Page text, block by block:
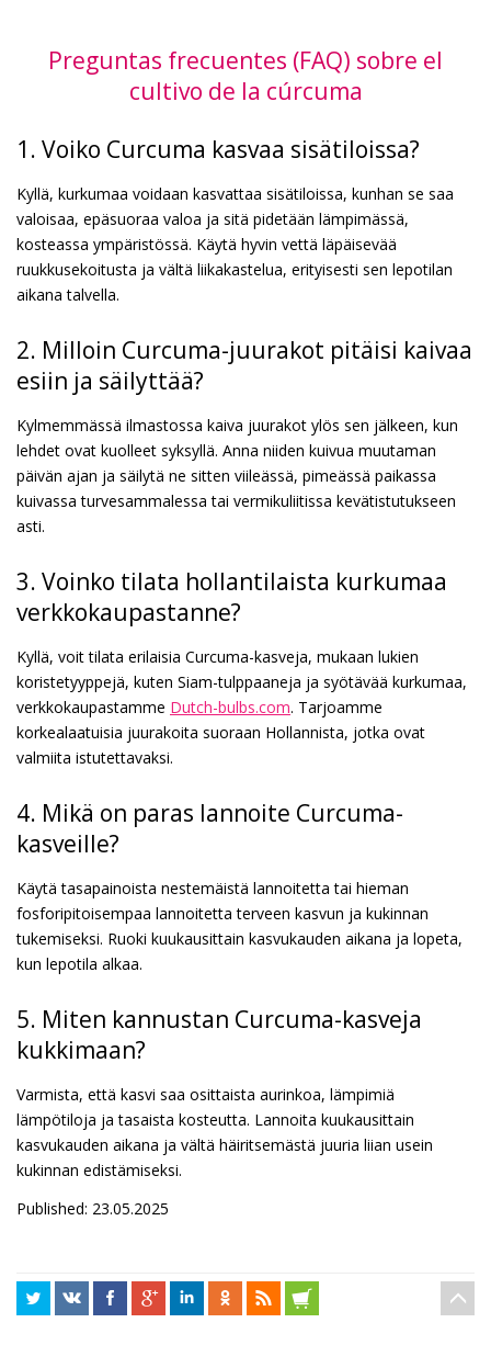
Preguntas frecuentes (FAQ) sobre el
cultivo de la cúrcuma
1. Voiko Curcuma kasvaa sisätiloissa?
Kyllä, kurkumaa voidaan kasvattaa sisätiloissa, kunhan se saa
valoisaa, epäsuoraa valoa ja sitä pidetään lämpimässä,
kosteassa ympäristössä. Käytä hyvin vettä läpäisevää
ruukkusekoitusta ja vältä liikakastelua, erityisesti sen lepotilan
aikana talvella.
2. Milloin Curcuma-juurakot pitäisi kaivaa
esiin ja säilyttää?
Kylmemmässä ilmastossa kaiva juurakot ylös sen jälkeen, kun
lehdet ovat kuolleet syksyllä. Anna niiden kuivua muutaman
päivän ajan ja säilytä ne sitten viileässä, pimeässä paikassa
kuivassa turvesammalessa tai vermikuliitissa kevätistutukseen
asti.
3. Voinko tilata hollantilaista kurkumaa
verkkokaupastanne?
Kyllä, voit tilata erilaisia Curcuma-kasveja, mukaan lukien
koristetyyppejä, kuten Siam-tulppaaneja ja syötävää kurkumaa,
verkkokaupastamme Dutch-bulbs.com. Tarjoamme
korkealaatuisia juurakoita suoraan Hollannista, jotka ovat
valmiita istutettavaksi.
4. Mikä on paras lannoite Curcuma-
kasveille?
Käytä tasapainoista nestemäistä lannoitetta tai hieman
fosforipitoisempaa lannoitetta terveen kasvun ja kukinnan
tukemiseksi. Ruoki kuukausittain kasvukauden aikana ja lopeta,
kun lepotila alkaa.
5. Miten kannustan Curcuma-kasveja
kukkimaan?
Varmista, että kasvi saa osittaista aurinkoa, lämpimiä
lämpötiloja ja tasaista kosteutta. Lannoita kuukausittain
kasvukauden aikana ja vältä häiritsemästä juuria liian usein
kukinnan edistämiseksi.
Published: 23.05.2025